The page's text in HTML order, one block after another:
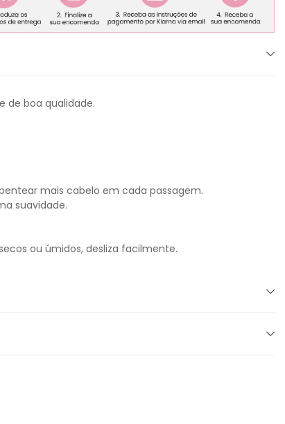
de boa qualidade.
mais cabelo em cada passagem.
suavidade.
ou úmidos, desliza facilmente.